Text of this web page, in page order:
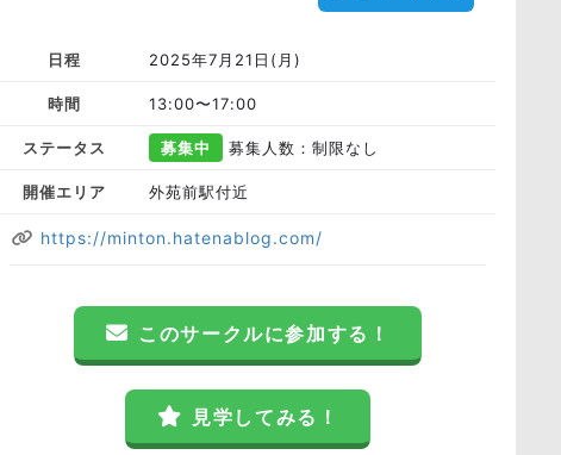
日程 2025年7月21日(月)
時間 13:00〜17:00
ステータス 募集中 募集人数：制限なし
開催エリア 外苑前駅付近
https://minton.hatenablog.com/
このサークルに参加する！
見学してみる！